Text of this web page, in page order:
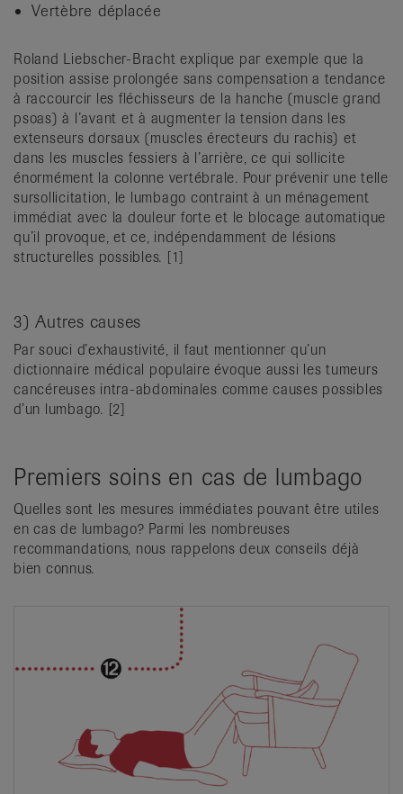
Vertèbre déplacée
Roland Liebscher-Bracht explique par exemple que la
position assise prolongée sans compensation a tendance
à raccourcir les fléchisseurs de la hanche (muscle grand
psoas) à l’avant et à augmenter la tension dans les
extenseurs dorsaux (muscles érecteurs du rachis) et
dans les muscles fessiers à l’arrière, ce qui sollicite
énormément la colonne vertébrale. Pour prévenir une telle
sursollicitation, le lumbago contraint à un ménagement
immédiat avec la douleur forte et le blocage automatique
qu’il provoque, et ce, indépendamment de lésions
structurelles possibles. [1]
3) Autres causes
Par souci d’exhaustivité, il faut mentionner qu’un
dictionnaire médical populaire évoque aussi les tumeurs
cancéreuses intra-abdominales comme causes possibles
d’un lumbago. [2]
Premiers soins en cas de lumbago
Quelles sont les mesures immédiates pouvant être utiles
en cas de lumbago? Parmi les nombreuses
recommandations, nous rappelons deux conseils déjà
bien connus.